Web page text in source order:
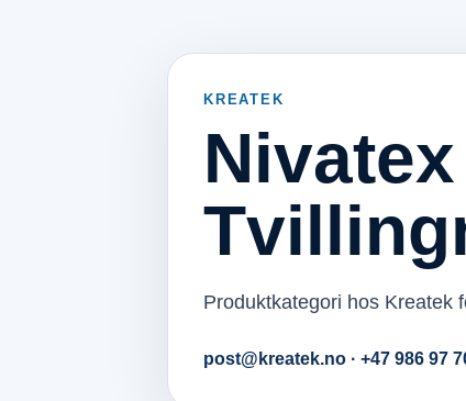
KREATEK
Produktkategori hos Kreatek
post@kreatek.no · +47 986 97